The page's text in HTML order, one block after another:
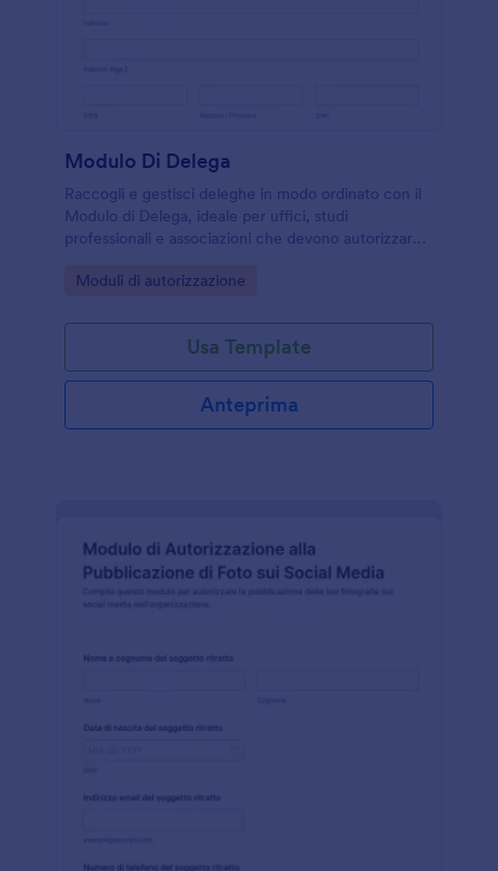
Modulo Di Delega
Raccogli e gestisci deleghe in modo ordinato con il
Modulo di Delega, ideale per uffici, studi
professionali e associazioni che devono autorizzare
Jotform.
Go to Category:
Moduli di autorizzazione
Usa Template
Anteprima